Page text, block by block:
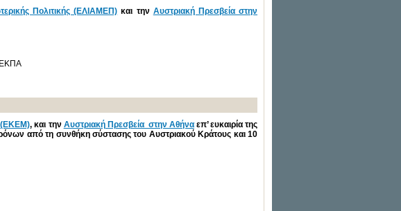
Πολιτικής (ΕΛΙΑΜΕΠ) και την Αυστριακή Πρεσβεία στην
ΕΚΠΑ
(ΕΚΕΜ), και την Αυστριακή Πρεσβεία στην Αθήναεπ’ ευκαιρία της
από τη συνθήκη σύστασης του Αυστριακού Κράτους και 10